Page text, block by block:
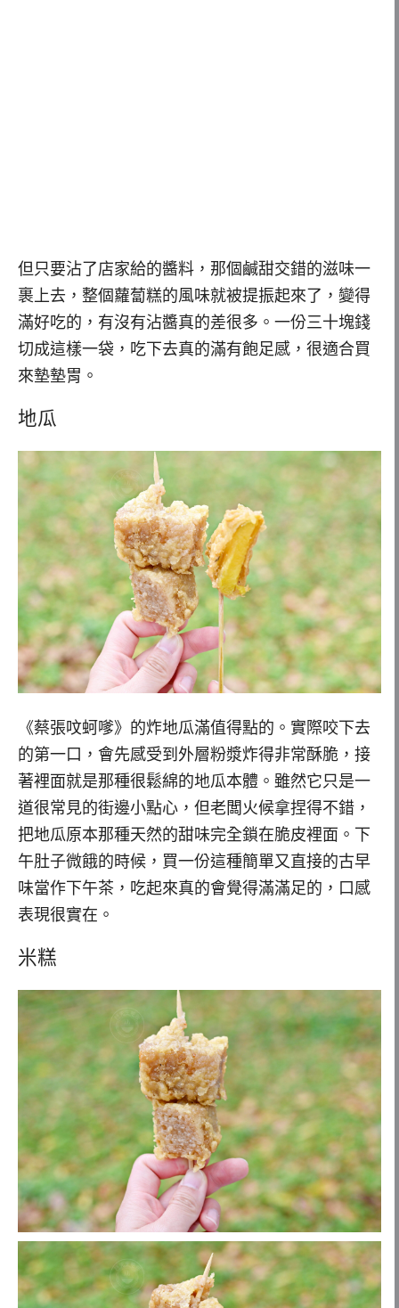
但只要沾了店家給的醬料，那個鹹甜交錯的滋味一
裹上去，整個蘿蔔糕的風味就被提振起來了，變得
滿好吃的，有沒有沾醬真的差很多。一份三十塊錢
切成這樣一袋，吃下去真的滿有飽足感，很適合買
來墊墊胃。
地瓜
《蔡張呅蚵嗲》的炸地瓜滿值得點的。實際咬下去
的第一口，會先感受到外層粉漿炸得非常酥脆，接
著裡面就是那種很鬆綿的地瓜本體。雖然它只是一
道很常見的街邊小點心，但老闆火候拿捏得不錯，
把地瓜原本那種天然的甜味完全鎖在脆皮裡面。下
午肚子微餓的時候，買一份這種簡單又直接的古早
味當作下午茶，吃起來真的會覺得滿滿足的，口感
表現很實在。
米糕